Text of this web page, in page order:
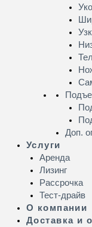
Доп.
Услуги
Аренда
Лизинг
Рассрочка
Тест-драйв
О компании
Доставка и